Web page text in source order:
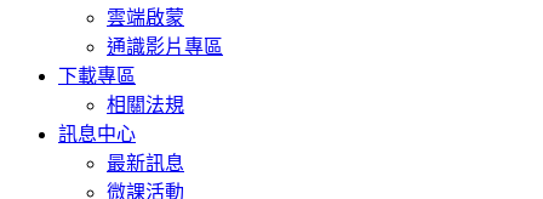
雲端啟蒙
通識影片專區
下載專區
相關法規
訊息中心
最新訊息
微課活動